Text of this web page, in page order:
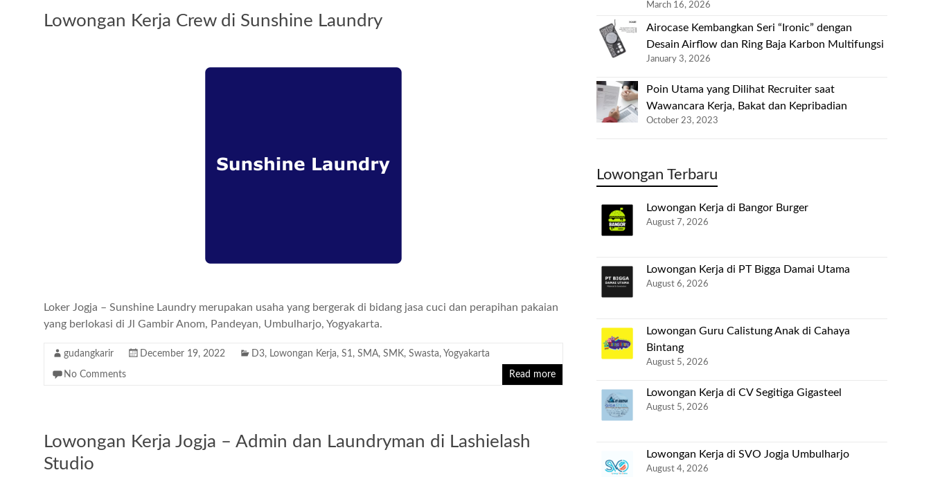
Lowongan Kerja Crew di Sunshine Laundry
Loker Jogja – Sunshine Laundry merupakan usaha yang bergerak di bidang jasa cuci dan perapihan pakaian
yang berlokasi di Jl Gambir Anom, Pandeyan, Umbulharjo, Yogyakarta.
gudangkarir December 19, 2022 D3, Lowongan Kerja, S1, SMA, SMK, Swasta, Yogyakarta
No Comments Read more
Lowongan Kerja Jogja – Admin dan Laundryman di Lashielash
Studio
March 16, 2026
Airocase Kembangkan Seri “Ironic” dengan
Desain Airflow dan Ring Baja Karbon Multifungsi
January 3, 2026
Poin Utama yang Dilihat Recruiter saat
Wawancara Kerja, Bakat dan Kepribadian
October 23, 2023
Lowongan Terbaru
Lowongan Kerja di Bangor Burger
August 7, 2026
Lowongan Kerja di PT Bigga Damai Utama
August 6, 2026
Lowongan Guru Calistung Anak di Cahaya
Bintang
August 5, 2026
Lowongan Kerja di CV Segitiga Gigasteel
August 5, 2026
Lowongan Kerja di SVO Jogja Umbulharjo
August 4, 2026